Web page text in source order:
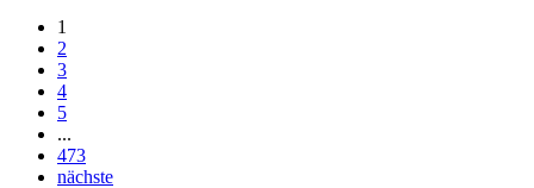
1
2
3
4
5
...
473
nächste